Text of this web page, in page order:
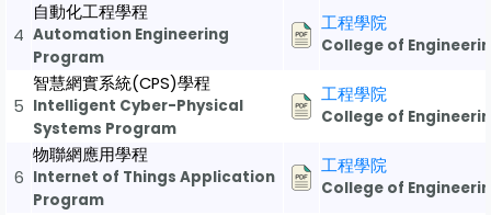
4
自動化工程學程
Automation Engineering
Program
工程學院
College of
5
智慧網實系統(CPS)學程
Intelligent Cyber-Physical
Systems Program
工程學院
College of
6
物聯網應用學程
Internet of Things Application
Program
工程學院
College of